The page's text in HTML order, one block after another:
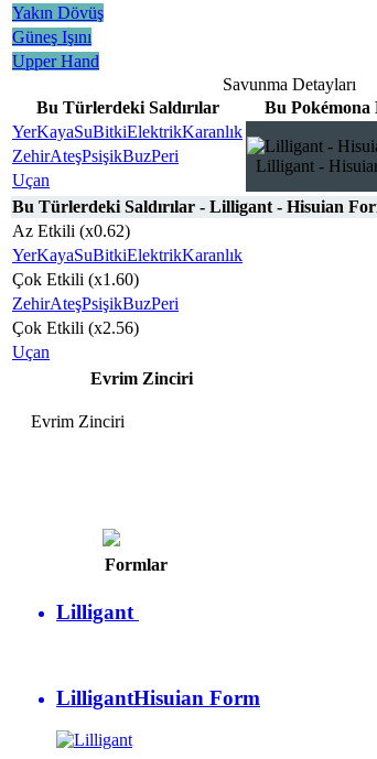
Yakın Dövüş
Güneş Işını
Upper Hand
Savunma Detayları
Bu Türlerdeki Saldırılar
Bu Pokémona
YerKayaSuBitkiElektrikKaranlık
Lilligant -
ZehirAteşPsişikBuzPeri
Uçan
Bu Türlerdeki Saldırılar - Lilligant - Hisuian
Az Etkili (x0.62)
YerKayaSuBitkiElektrikKaranlık
Çok Etkili (x1.60)
ZehirAteşPsişikBuzPeri
Çok Etkili (x2.56)
Uçan
Evrim Zinciri
Evrim Zinciri
Formlar
Lilligant
LilligantHisuian Form